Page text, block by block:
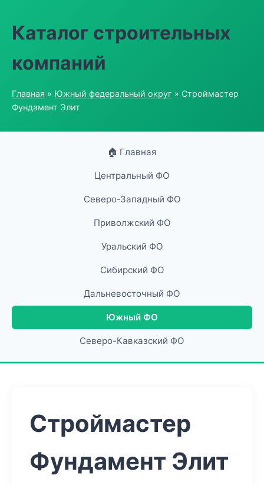
Каталог строительных
компаний
Главная » Южный федеральный округ » Строймастер
Фундамент Элит
🏠 Главная
Центральный ФО
Северо-Западный ФО
Приволжский ФО
Уральский ФО
Сибирский ФО
Дальневосточный ФО
Южный ФО
Северо-Кавказский ФО
Строймастер
Фундамент Элит